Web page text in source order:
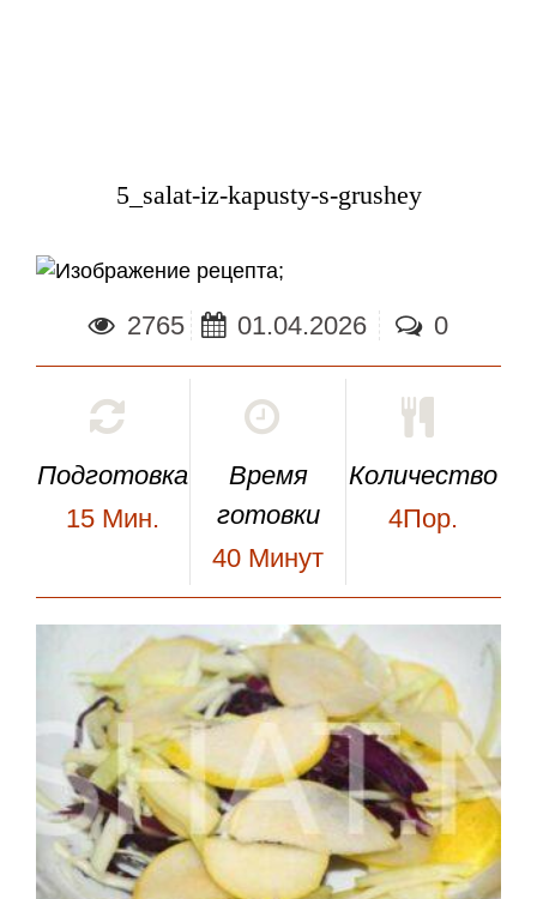
5_salat-iz-kapusty-s-grushey
;
2765 01.04.2026 0
Подготовка
15 Мин.
Время
готовки
40 Минут
Количество
4Пор.